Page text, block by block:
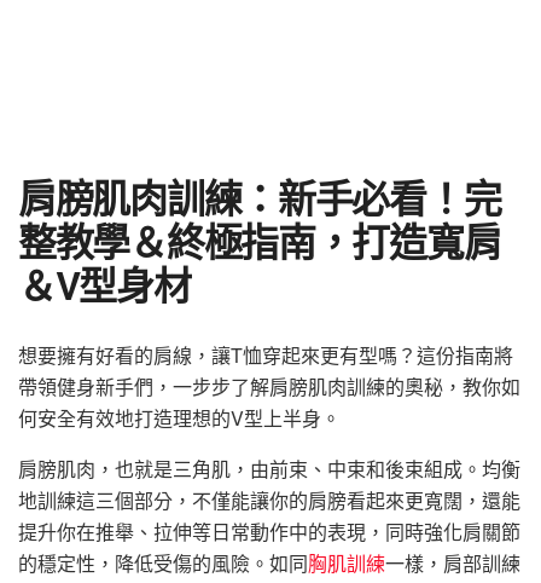
肩膀肌肉訓練：新手必看！完
整教學＆終極指南，打造寬肩
＆V型身材
想要擁有好看的肩線，讓T恤穿起來更有型嗎？這份指南將
帶領健身新手們，一步步了解肩膀肌肉訓練的奧秘，教你如
何安全有效地打造理想的V型上半身。
肩膀肌肉，也就是三角肌，由前束、中束和後束組成。均衡
地訓練這三個部分，不僅能讓你的肩膀看起來更寬闊，還能
提升你在推舉、拉伸等日常動作中的表現，同時強化肩關節
的穩定性，降低受傷的風險。如同胸肌訓練一樣，肩部訓練